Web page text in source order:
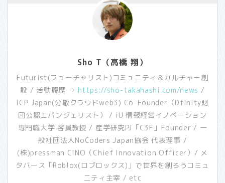
Sho T（高橋 翔）
Futurist(フューチャリスト)コミュニティ＆カルチャー創
設 / 活動履歴 → https://sho-takahashi.com/news /
ICP Japan(分散クラウドweb3) Co-Founder（Dfinity財
団公認エバンジェリスト） / iU 情報経営イノベーション
専門職大学 客員教授 / ​産学研究PJ「C3F」Founder / 一
般社団法人NoCoders Japan協会 代表理事 /
(株)pressman CINO（Chief Innovation Officer）/ メ
タバース「Roblox(ロブロックス)」で世界を創ろうコミュ
ニティ主宰 / etc